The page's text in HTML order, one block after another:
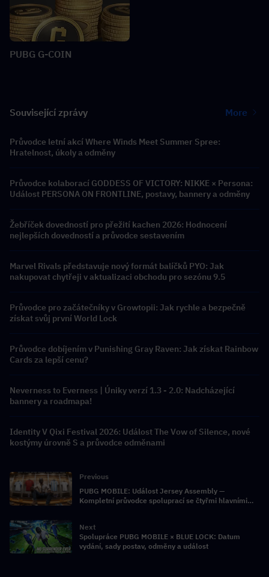
PUBG G-COIN
Související zprávy More
Průvodce letní akcí Where Winds Meet Summer Spree:
Hratelnost, úkoly a odměny
Průvodce kolaborací GODDESS OF VICTORY: NIKKE × Persona:
Událost PERSONA ON FRONTLINE, postavy, bannery a odměny
Žebříček dovedností pro přežití kachen 2026: Hodnocení
nejlepších dovedností a průvodce sestavením
Marvel Rivals představuje nový formát balíčků PYO: Jak
nakupovat chytřeji v aktualizaci obchodu pro sezónu 9.5
Průvodce pro začátečníky v Growtopii: Jak rychle a bezpečně
získat svůj první World Lock
Průvodce dobíjením v Punishing Gray Raven: Jak získat Rainbow
Cards za lepší cenu?
Neverness to Everness | Úniky verzí 1.3 - 2.0: Nadcházející
bannery a roadmapa!
Identity V Qixi Festival 2026: Událost The Vow of Silence, nové
kostýmy úrovně S a průvodce odměnami
Previous
PUBG MOBILE: Událost Jersey Assembly —
Kompletní průvodce spoluprací se čtyřmi hlavními
Next
Spolupráce PUBG MOBILE × BLUE LOCK: Datum
vydání, sady postav, odměny a událost